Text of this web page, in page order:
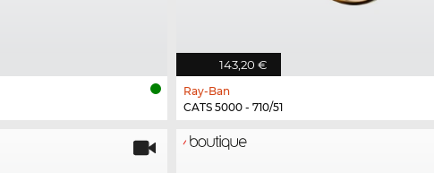
143,20 €
Ray-Ban
CATS 5000 - 710/51